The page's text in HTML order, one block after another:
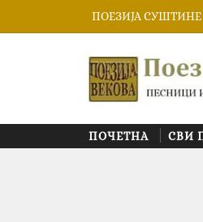
ПОЕЗИЈА СУШТИНЕ
ПОЧЕТНА СВИ